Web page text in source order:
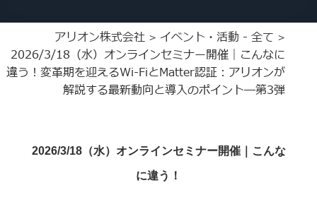
アリオン株式会社 > イベント・活動 - 全て >
2026/3/18（水）オンラインセミナー開催｜こんなに
違う！変革期を迎えるWi-FiとMatter認証：アリオンが
解説する最新動向と導入のポイント―第3弾
2026/3/18（水）オンラインセミナー開催｜こんな
に違う！